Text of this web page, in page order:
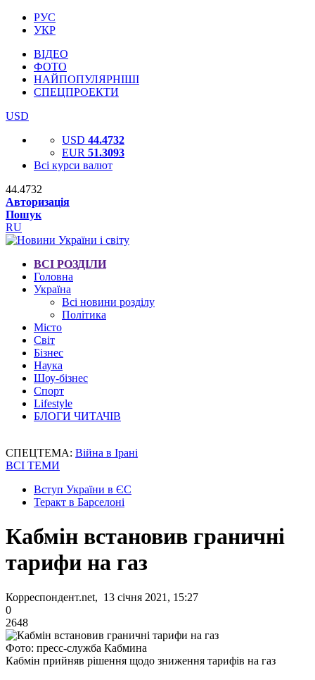
РУС
УКР
ВІДЕО
ФОТО
НАЙПОПУЛЯРНІШІ
СПЕЦПРОЕКТИ
USD
USD 44.4732
EUR 51.3093
Всі курси валют
44.4732
Авторизація
Пошук
RU
ВСІ РОЗДІЛИ
Головна
Україна
Всі новини розділу
Політика
Місто
Світ
Бізнес
Наука
Шоу-бізнес
Спорт
Lifestyle
БЛОГИ ЧИТАЧІВ
СПЕЦТЕМА: Війна в Ірані
ВСІ ТЕМИ
Вступ України в ЄС
Теракт в Барселоні
Кабмін встановив граничні
тарифи на газ
Корреспондент.net, 13 січня 2021, 15:27
0
2648
Фото: пресс-служба Кабмина
Кабмін прийняв рішення щодо зниження тарифів на газ